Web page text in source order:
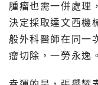
腫瘤也需一併處理
決定採取達文西機
般外科醫師在同一
瘤切除，一勞永逸。